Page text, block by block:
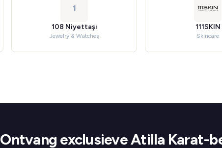
1
108 Niyettaşı
Jewelry & Watches
111SKIN
Skincare
Ontvang exclusieve Atilla Karat-